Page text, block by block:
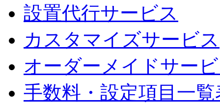
設置代行サービス
カスタマイズサービス
オーダーメイドサー
手数料・設定項目一覧